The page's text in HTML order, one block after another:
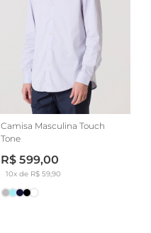
Camisa Masculina Touch
Tone
R$ 599,00
10x de R$ 59,90